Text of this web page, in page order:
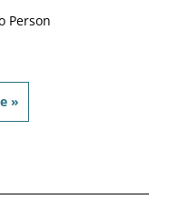
Person
»